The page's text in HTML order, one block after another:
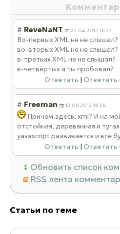
# ReveNaNT 25.04.2012 16:27
Во-первых XML не не слышал?
во-вторых XML не не слышал?
в-третьих XML не не слышал?
в-четвёртых а ты пробовал?
Ответить | Ответить
# Freeman 12.06.2012 16:38
Причем здесь, xml? И на
отстойная, деревянная и
yavascript развивается и все
Ответить | Ответить
Обновить список
RSS лента
Статьи по теме